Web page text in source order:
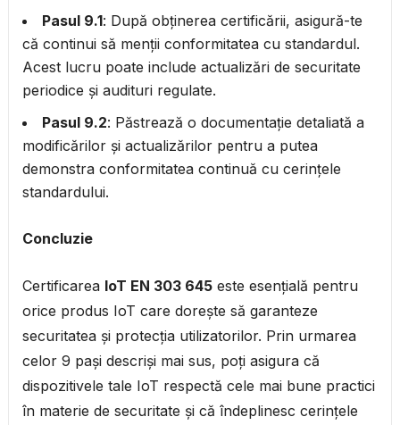
Pasul 9.1: După obținerea certificării, asigură-te
că continui să menții conformitatea cu standardul.
Acest lucru poate include actualizări de securitate
periodice și audituri regulate.
Pasul 9.2: Păstrează o documentație detaliată a
modificărilor și actualizărilor pentru a putea
demonstra conformitatea continuă cu cerințele
standardului.
Concluzie
Certificarea IoT EN 303 645este esențială pentru
orice produs IoT care dorește să garanteze
securitatea și protecția utilizatorilor. Prin urmarea
celor 9 pași descriși mai sus, poți asigura că
dispozitivele tale IoT respectă cele mai bune practici
în materie de securitate și că îndeplinesc cerințele